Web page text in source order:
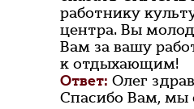
работнику
центра. Вы
Вам за вашу
к отдыхающим!
Ответ: Олег
Спасибо Вам, мы